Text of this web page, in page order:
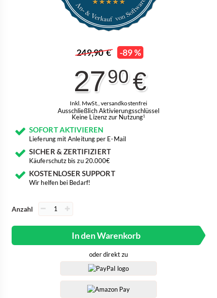
249,90 € -89 %
2790€
Inkl. MwSt., versandkostenfrei
Ausschließlich Aktivierungsschlüssel
Keine Lizenz zur Nutzung1
SOFORT AKTIVIEREN
Lieferung mit Anleitung per E-Mail
SICHER & ZERTIFIZIERT
Käuferschutz bis zu 20.000€
KOSTENLOSER SUPPORT
Wir helfen bei Bedarf!
Anzahl
In den Warenkorb
oder direkt zu